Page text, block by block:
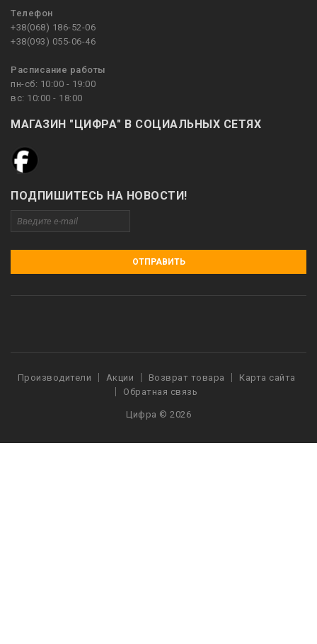
Телефон
+38(068) 186-52-06
+38(093) 055-06-46
Расписание работы
пн-сб: 10:00 - 19:00
вс: 10:00 - 18:00
МАГАЗИН "ЦИФРА" В СОЦИАЛЬНЫХ СЕТЯХ
ПОДПИШИТЕСЬ НА НОВОСТИ!
ОТПРАВИТЬ
Производители Акции Возврат товара
Карта сайта
Обратная связь
Цифра © 2026